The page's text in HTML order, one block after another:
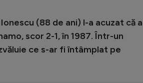
(88 de ani) l-a acuzat că a
scor 2-1, în 1987. Într-un
ce s-ar fi întâmplat pe